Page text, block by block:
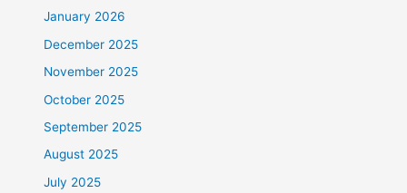
January 2026
December 2025
November 2025
October 2025
September 2025
August 2025
July 2025